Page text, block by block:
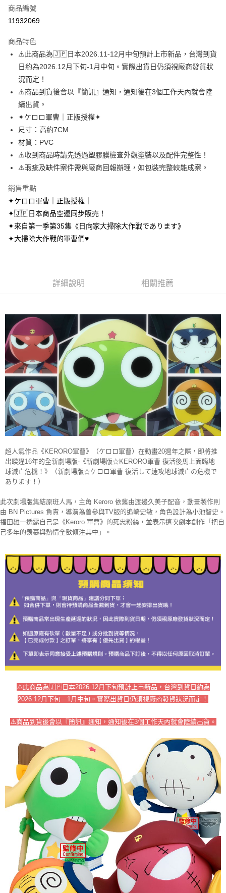
超商取貨付款
Apple Pay
街口支付
悠遊付
AFTEE先享後付
相關說明
【關於「AFTEE先享後付」】
AFTEE先享後付是「在收到商品之後才付款」的支付方式。 讓您購物簡單
１．簡單：不需註冊會員、不需綁卡、不需儲值。
２．便利：只要手機號碼，簡訊認證，即可結帳。
１．於結帳方式選擇「AFTEE先享後付」後，將跳轉至「AFTEE先享後付」
結帳頁面，進行簡訊認證並確認金額後，即可完成結帳。
２．訂單成立數日內，您將收到繳費通知簡訊。
３．收到繳費通知簡訊後14天內，點擊此簡訊中的連結，可透過四大超商／
ATM／網路銀行／等多元方式進行付款，方視為交易完成。
是否繳費成功／繳費後需取消欲退款等相關疑問，請聯繫「AFTEE先享後付
【注意事項】
１．透過由恩沛科技股份有限公司提供之「AFTEE先享後付」服務完成之交
易，需依本服務之必要範圍內提供個人資料，並將交易相關給付款項請求債
權轉讓予恩沛科技股份有限公司。
２．關於個人資料處理事宜，請瀏覽以下網址：
https://aftee.tw/terms/#terms3
３．未成年的使用者請事先徵得法定代理人或監護人之同意方可使用
「AFTEE先享後付」，若未經同意申辦者引起之損失，本公司不負相關責
任。
４．使用「AFTEE先享後付」時，將依據個別帳號之用戶狀況，依本公司即
時審查核予不同之上限額度；若仍有額度不足之情形，本公司將視審查結果
請求用戶進行身份認證。
５．嚴禁一人註冊多個帳號或使用他人資訊註冊。若發現惡意使用之情形，
恩沛科技股份有限公司將有權停止該用戶之使用額度並採取法律行動。
ATM付款
運送方式
每筆NT$70，滿NT$699(含以上)免運費
付款後全家取貨
每筆NT$70，滿NT$699(含以上)免運費
7-11取貨付款
每筆NT$80，滿NT$899(含以上)免運費
商品編號
11932069
商品特色
⚠️此商品為🇯🇵日本2026.11-12月中旬預計上市新品，台灣到貨
日約為2026.12月下旬-1月中旬。實際出貨日仍須視廠商發貨狀
況而定！
⚠️商品到貨後會以『簡訊』通知，通知後在3個工作天內就會陸
續出貨。
✦ケロロ軍曹｜正版授權✦
尺寸：高約7CM
材質：PVC
⚠️收到商品時請先透過塑膠膜檢查外觀塗裝以及配件完整性！
⚠️瑕疵及缺件案件需與廠商回報辦理，如包裝完整較能成案。
銷售重點
✦ケロロ軍曹｜正版授權｜
✦🇯🇵日本商品空運同步販売！
✦來自第一季第35集《日向家大掃除大作戰であります》
✦大掃除大作戰的軍曹們♥︎
詳細說明 相關推薦
超人氣作品《KERORO軍曹》（ケロロ軍曹）在動畫20週年之際，即將推
出睽違16年的全新劇場版-《新劇場版☆KERORO軍曹 復活後馬上面臨地
球滅亡危機！》（新劇場版☆ケロロ軍曹 復活して速攻地球滅亡の危機で
あります！）
此次劇場版集結原班人馬，主角 Keroro 依舊由渡邊久美子配音，動畫製作則
由 BN Pictures 負責，導演為曾參與TV版的追崎史敏，角色設計為小池智史。
福田雄一透露自己是《Keroro 軍曹》的死忠粉絲，並表示這次劇本創作「把自
己多年的羨慕與熱情全數傾注其中」。
⚠️此商品為🇯🇵日本2026.12月下旬預計上市新品，台灣到貨日約為
2026.12月下旬－1月中旬。實際出貨日仍須視廠商發貨狀況而定！
⚠️商品到貨後會以『簡訊』通知，通知後在3個工作天內就會陸續出貨。